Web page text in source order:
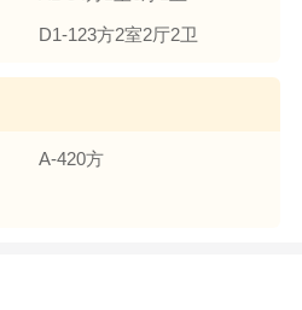
D1-123方2室2厅2卫
A-420方